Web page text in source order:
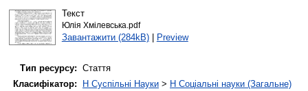
Текст
Юлія Хмілевська.pdf
Завантажити (284kB)| Preview
Тип ресурсу: Стаття
Класифікатор:
H Суспільні Науки > H Соціальні науки (Загальне)